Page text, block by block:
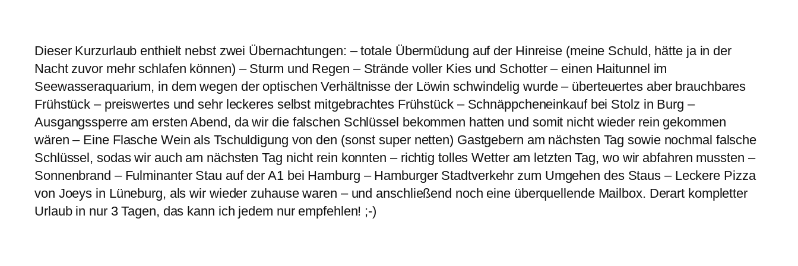
Dieser Kurzurlaub enthielt nebst zwei Übernachtungen: – totale Übermüdung auf der Hinreise (meine Schuld, hätte ja in der
Nacht zuvor mehr schlafen können) – Sturm und Regen – Strände voller Kies und Schotter – einen Haitunnel im
Seewasseraquarium, in dem wegen der optischen Verhältnisse der Löwin schwindelig wurde – überteuertes aber brauchbares
Frühstück – preiswertes und sehr leckeres selbst mitgebrachtes Frühstück – Schnäppcheneinkauf bei Stolz in Burg –
Ausgangssperre am ersten Abend, da wir die falschen Schlüssel bekommen hatten und somit nicht wieder rein gekommen
wären – Eine Flasche Wein als Tschuldigung von den (sonst super netten) Gastgebern am nächsten Tag sowie nochmal falsche
Schlüssel, sodas wir auch am nächsten Tag nicht rein konnten – richtig tolles Wetter am letzten Tag, wo wir abfahren mussten –
Sonnenbrand – Fulminanter Stau auf der A1 bei Hamburg – Hamburger Stadtverkehr zum Umgehen des Staus – Leckere Pizza
von Joeys in Lüneburg, als wir wieder zuhause waren – und anschließend noch eine überquellende Mailbox. Derart kompletter
Urlaub in nur 3 Tagen, das kann ich jedem nur empfehlen! ;-)